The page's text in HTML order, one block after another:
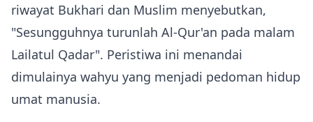
riwayat Bukhari dan Muslim menyebutkan,
"Sesungguhnya turunlah Al‑Qur'an pada malam
Lailatul Qadar". Peristiwa ini menandai
dimulainya wahyu yang menjadi pedoman hidup
umat manusia.